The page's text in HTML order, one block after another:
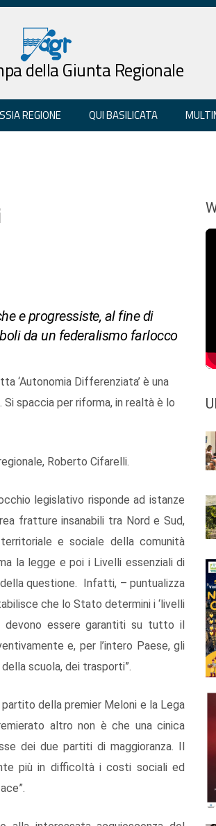
della Giunta Regionale
REGIONE QUI BASILICATA
e progressiste, al fine di
da un federalismo farlocco
‘Autonomia Differenziata’ è una
spaccia per riforma, in realtà è lo
Roberto Cifarelli.
legislativo risponde ad istanze
fratture insanabili tra Nord e Sud,
e sociale della comunità
la legge e poi i Livelli essenziali di
della questione. Infatti, – puntualizza
che lo Stato determini i ‘livelli
devono essere garantiti su tutto il
e, per l’intero Paese, gli
scuola, dei trasporti”.
della premier Meloni e la Lega
altro non è che una cinica
dei due partiti di maggioranza. Il
più in difficoltà i costi sociali ed